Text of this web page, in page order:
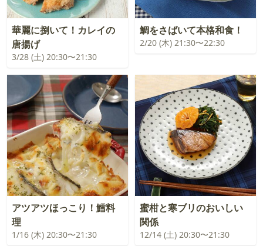
華麗に捌いて！カレイの
唐揚げ
3/28 (土) 20:30〜21:30
鯛をさばいて本格和食！
2/20 (木) 21:30〜22:30
アツアツほっこり！鱈料
理
1/16 (木) 20:30〜21:30
蜜柑と寒ブリのおいしい
関係
12/14 (土) 20:30〜21:30